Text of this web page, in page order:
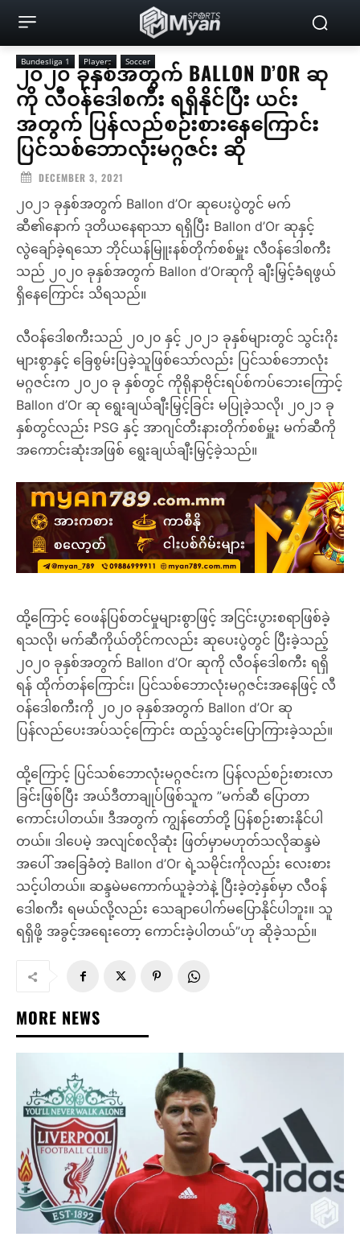
Bundesliga 1 Players Soccer
၂၀၂၀ ခုနှစ်အတွက် BALLON D’OR ဆု
ကို လီဝန်ဒေါစကီး ရရှိနိုင်ပြီး ယင်း
အတွက် ပြန်လည်စဉ်းစားနေကြောင်း
ပြင်သစ်ဘောလုံးမဂ္ဂဇင်း ဆို
DECEMBER 3, 2021
၂၀၂၁ ခုနှစ်အတွက် Ballon d’Or ဆုပေးပွဲတွင် မက်
ဆီ၏နောက် ဒုတိယနေရာသာ ရရှိပြီး Ballon d’Or ဆုနှင့်
လွဲချော်ခဲ့ရသော ဘိုင်ယန်မြူးနစ်တိုက်စစ်မှူး လီဝန်ဒေါစကီး
သည် ၂၀၂၀ ခုနှစ်အတွက် Ballon d’Orဆုကို ချီးမြှင့်ခံရဖွယ်
ရှိနေကြောင်း သိရသည်။
လီဝန်ဒေါစကီးသည် ၂၀၂၀ နှင့် ၂၀၂၁ ခုနှစ်များတွင် သွင်းဂိုး
များစွာနှင့် ခြေစွမ်းပြခဲ့သူဖြစ်သော်လည်း ပြင်သစ်ဘောလုံး
မဂ္ဂဇင်းက ၂၀၂၀ ခု နှစ်တွင် ကိုရိုနာဗိုင်းရပ်စ်ကပ်ဘေးကြောင့်
Ballon d’Or ဆု ရွေးချယ်ချီးမြှင့်ခြင်း မပြုခဲ့သလို၊ ၂၀၂၁ ခု
နှစ်တွင်လည်း PSG နှင့် အာဂျင်တီးနားတိုက်စစ်မှူး မက်ဆီကို
အကောင်းဆုံးအဖြစ် ရွေးချယ်ချီးမြှင့်ခဲ့သည်။
ထို့ကြောင့် ဝေဖန်ပြစ်တင်မှုများစွာဖြင့် အငြင်းပွားစရာဖြစ်ခဲ့
ရသလို၊ မက်ဆီကိုယ်တိုင်ကလည်း ဆုပေးပွဲတွင် ပြီးခဲ့သည့်
၂၀၂၀ ခုနှစ်အတွက် Ballon d’Or ဆုကို လီဝန်ဒေါစကီး ရရှိ
ရန် ထိုက်တန်ကြောင်း၊ ပြင်သစ်ဘောလုံးမဂ္ဂဇင်းအနေဖြင့် လီ
ဝန်ဒေါစကီးကို ၂၀၂၀ ခုနှစ်အတွက် Ballon d’Or ဆု
ပြန်လည်ပေးအပ်သင့်ကြောင်း ထည့်သွင်းပြောကြားခဲ့သည်။
ထို့ကြောင့် ပြင်သစ်ဘောလုံးမဂ္ဂဇင်းက ပြန်လည်စဉ်းစားလာ
ခြင်းဖြစ်ပြီး အယ်ဒီတာချုပ်ဖြစ်သူက ”မက်ဆီ ပြောတာ
ကောင်းပါတယ်။ ဒီအတွက် ကျွန်တော်တို့ ပြန်စဉ်းစားနိုင်ပါ
တယ်။ ဒါပေမဲ့ အလျင်စလိုဆုံး ဖြတ်မှာမဟုတ်သလိုဆန္ဒမဲ
အပေါ် အခြေခံတဲ့ Ballon d’Or ရဲ့သမိုင်းကိုလည်း လေးစား
သင့်ပါတယ်။ ဆန္ဒမဲမကောက်ယူခဲ့ဘဲနဲ့ ပြီးခဲ့တဲ့နှစ်မှာ လီဝန်
ဒေါစကီး ရမယ်လို့လည်း သေချာပေါက်မပြောနိုင်ပါဘူး။ သူ
ရရှိဖို့ အခွင့်အရေးတော့ ကောင်းခဲ့ပါတယ်”ဟု ဆိုခဲ့သည်။
MORE NEWS